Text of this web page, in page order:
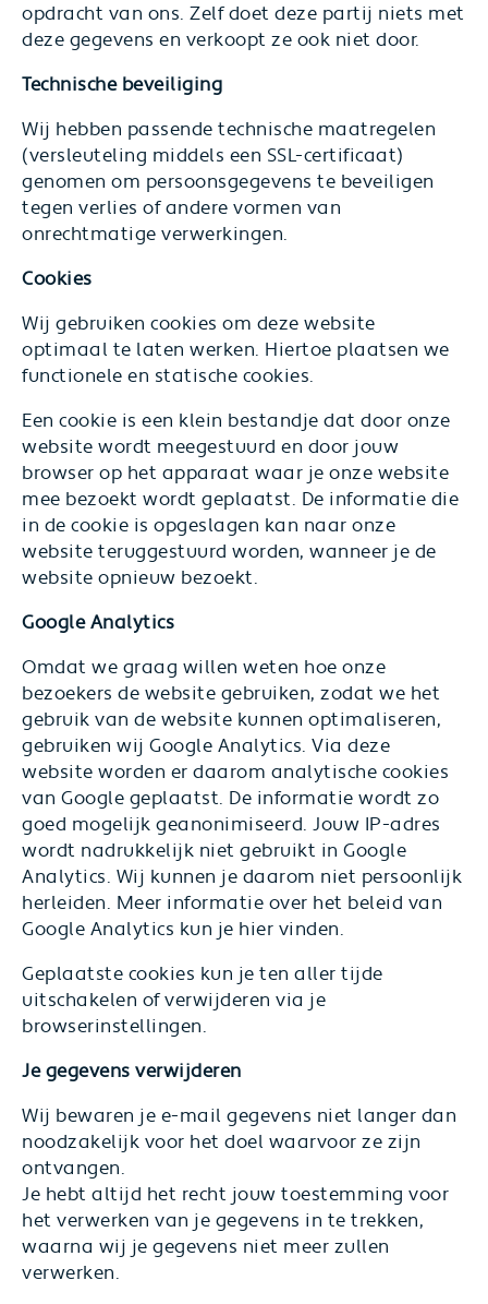
opdracht van ons. Zelf doet deze partij niets met
deze gegevens en verkoopt ze ook niet door.
Technische beveiliging
Wij hebben passende technische maatregelen
(versleuteling middels een SSL-certificaat)
genomen om persoonsgegevens te beveiligen
tegen verlies of andere vormen van
onrechtmatige verwerkingen.
Cookies
Wij gebruiken cookies om deze website
optimaal te laten werken. Hiertoe plaatsen we
functionele en statische cookies.
Een cookie is een klein bestandje dat door onze
website wordt meegestuurd en door jouw
browser op het apparaat waar je onze website
mee bezoekt wordt geplaatst. De informatie die
in de cookie is opgeslagen kan naar onze
website teruggestuurd worden, wanneer je de
website opnieuw bezoekt.
Google Analytics
Omdat we graag willen weten hoe onze
bezoekers de website gebruiken, zodat we het
gebruik van de website kunnen optimaliseren,
gebruiken wij Google Analytics. Via deze
website worden er daarom analytische cookies
van Google geplaatst. De informatie wordt zo
goed mogelijk geanonimiseerd. Jouw IP-adres
wordt nadrukkelijk niet gebruikt in Google
Analytics. Wij kunnen je daarom niet persoonlijk
herleiden. Meer informatie over het beleid van
Google Analytics kun je hier vinden.
Geplaatste cookies kun je ten aller tijde
uitschakelen of verwijderen via je
browserinstellingen.
Je gegevens verwijderen
Wij bewaren je e-mail gegevens niet langer dan
noodzakelijk voor het doel waarvoor ze zijn
ontvangen.
Je hebt altijd het recht jouw toestemming voor
het verwerken van je gegevens in te trekken,
waarna wij je gegevens niet meer zullen
verwerken.